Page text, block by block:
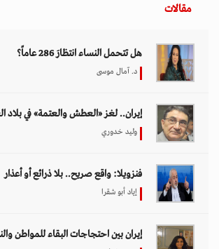
مقالات
هل تتحمل النساء انتظارَ 286 عاماً؟
د. آمال موسى
إيران.. لغز «العطش والعتمة» في بلاد
وليد خدوري
فنزويلا: واقع صريح.. بلا ذرائع أو أعذار
إياد أبو شقرا
إيران بين احتجاجات البقاء للمواطن